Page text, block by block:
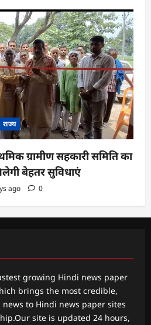
राज्य
ग्रामीण सहकारी समिति का
बेहतर सुविधाएं
ago 0
growing Hindi news paper
brings the most credible,
to Hindi news paper sites
site is updated 24 hours,